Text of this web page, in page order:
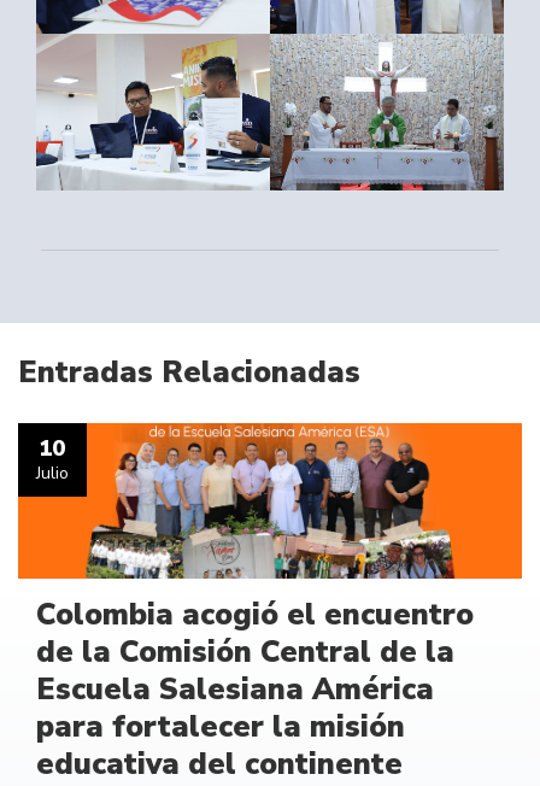
Entradas Relacionadas
10
Julio
Colombia acogió el encuentro
de la Comisión Central de la
Escuela Salesiana América
para fortalecer la misión
educativa del continente